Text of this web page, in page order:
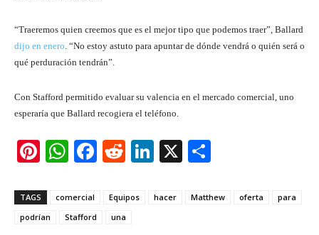
“Traeremos quien creemos que es el mejor tipo que podemos traer”, Ballard
dijo en enero. “No estoy astuto para apuntar de dónde vendrá o quién será o
qué perduración tendrán”.
Con Stafford permitido evaluar su valencia en el mercado comercial, uno
esperaría que Ballard recogiera el teléfono.
Pi
er
e
W
at
s
F
c
R
d
Li
k
X
ar
TAGS comercial Equipos hacer Matthew oferta
para
podrían
Stafford una